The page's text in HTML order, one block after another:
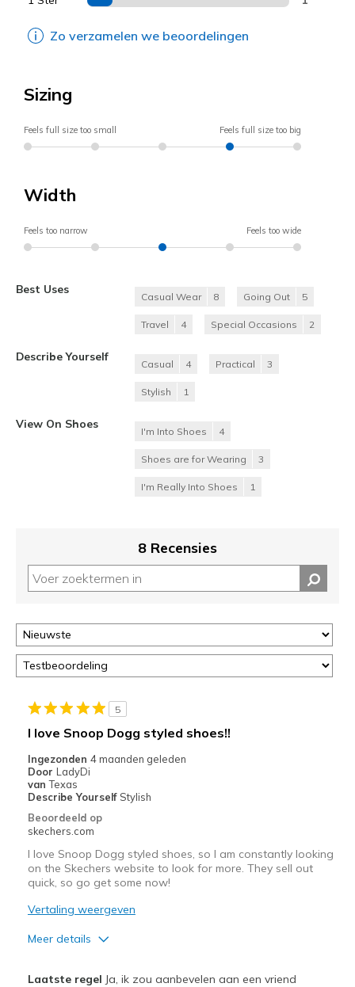
Zo verzamelen we beoordelingen
Sizing
Feels full size too small Feels full size too big
Width
Feels too narrow Feels too wide
Best Uses
Casual Wear 8 Going Out 5
Travel 4 Special Occasions 2
Describe Yourself
Casual 4 Practical 3
Stylish 1
View On Shoes
I'm Into Shoes 4
Shoes are for Wearing 3
I'm Really Into Shoes 1
8 Recensies
5
I love Snoop Dogg styled shoes!!
Ingezonden 4 maanden geleden
Door LadyDi
van Texas
Describe Yourself Stylish
Beoordeeld op
skechers.com
I love Snoop Dogg styled shoes, so I am constantly looking
on the Skechers website to look for more. They sell out
quick, so go get some now!
Vertaling weergeven
Meer details
Laatste regel Ja, ik zou aanbevelen aan een vriend